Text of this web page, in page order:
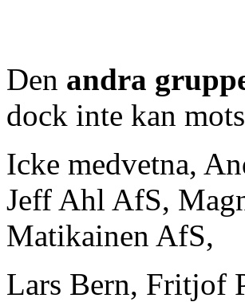
Den andra
dock inte kan
Icke medvetna,
Jeff Ahl AfS,
Matikainen AfS,
Lars Bern, Fritjof